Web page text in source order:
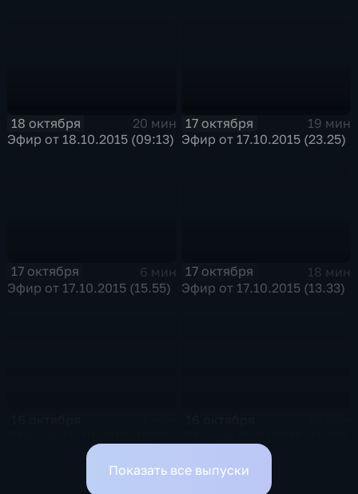
18 октября
20 мин
Эфир от 18.10.2015 (09:13)
17 октября
19 мин
Эфир от 17.10.2015 (23.25)
17 октября
6 мин
Эфир от 17.10.2015 (15.55)
17 октября
18 мин
Эфир от 17.10.2015 (13.33)
Показать все выпуски